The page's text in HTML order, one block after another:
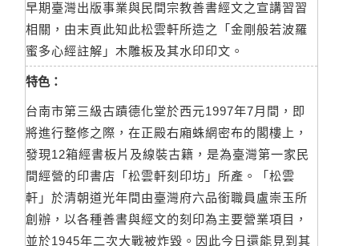
早期臺灣出版事業與民間宗教善書經文之宣講習習
相關，由末頁此知此松雲軒所造之「金剛般若波羅
蜜多心經註解」木雕板及其水印印文。
特色：
台南市第三級古蹟德化堂於西元1997年7月間，即
將進行整修之際，在正殿右廂蛛網密布的閣樓上，
發現12箱經書板片及線裝古籍，是為臺灣第一家民
間經營的印書店「松雲軒刻印坊」所產。「松雲
軒」於清朝道光年間由臺灣府六品銜職員盧崇玉所
創辦，以各種善書與經文的刻印為主要營業項目，
並於1945年二次大戰被炸毀。因此今日還能見到其